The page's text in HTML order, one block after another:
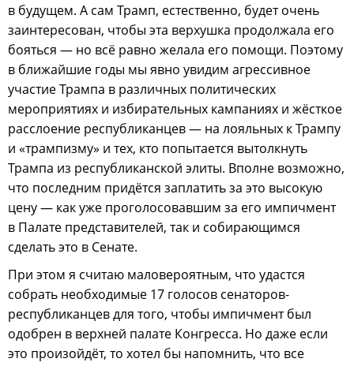
в будущем. А сам Трамп, естественно, будет очень
заинтересован, чтобы эта верхушка продолжала его
бояться — но всё равно желала его помощи. Поэтому
в ближайшие годы мы явно увидим агрессивное
участие Трампа в различных политических
мероприятиях и избирательных кампаниях и жёсткое
расслоение республиканцев — на лояльных к Трампу
и «трампизму» и тех, кто попытается вытолкнуть
Трампа из республиканской элиты. Вполне возможно,
что последним придётся заплатить за это высокую
цену — как уже проголосовавшим за его импичмент
в Палате представителей, так и собирающимся
сделать это в Сенате.
При этом я считаю маловероятным, что удастся
собрать необходимые 17 голосов сенаторов-
республиканцев для того, чтобы импичмент был
одобрен в верхней палате Конгресса. Но даже если
это произойдёт, то хотел бы напомнить, что все